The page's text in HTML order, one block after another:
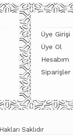
Üye Girişi
Üye Ol
Hesabım
Siparişler
Saklıdır